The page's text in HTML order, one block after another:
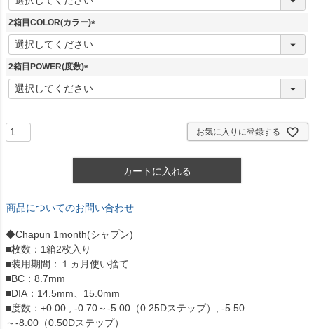
必
須
2箱目COLOR(カラー)
(
2箱目POWER(度数)
(
必
お気に入りに登録する
カートに入れる
商品についてのお問い合わせ
◆Chapun 1month(シャプン)
■枚数：1箱2枚入り
■装用期間：１ヵ月使い捨て
■BC：8.7mm
■DIA：14.5mm、15.0mm
■度数：±0.00 , -0.70～-5.00（0.25Dステップ）, -5.50
～-8.00（0.50Dステップ）